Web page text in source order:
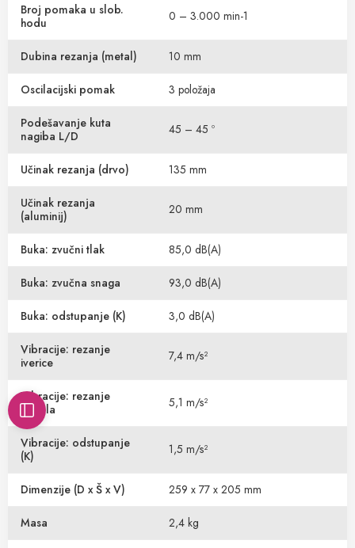
Broj pomaka u slob.
hodu
0 – 3.000 min-1
Dubina rezanja (metal) 10 mm
Oscilacijski pomak 3 položaja
Podešavanje kuta
nagiba L/D
45 – 45 º
Učinak rezanja (drvo) 135 mm
Učinak rezanja
(aluminij)
20 mm
Buka: zvučni tlak 85,0 dB(A)
Buka: zvučna snaga 93,0 dB(A)
Buka: odstupanje (K) 3,0 dB(A)
Vibracije: rezanje
iverice
7,4 m/s²
Vibracije: rezanje
metala
5,1 m/s²
Vibracije: odstupanje
(K)
1,5 m/s²
Dimenzije (D x Š x V) 259 x 77 x 205 mm
Masa 2,4 kg